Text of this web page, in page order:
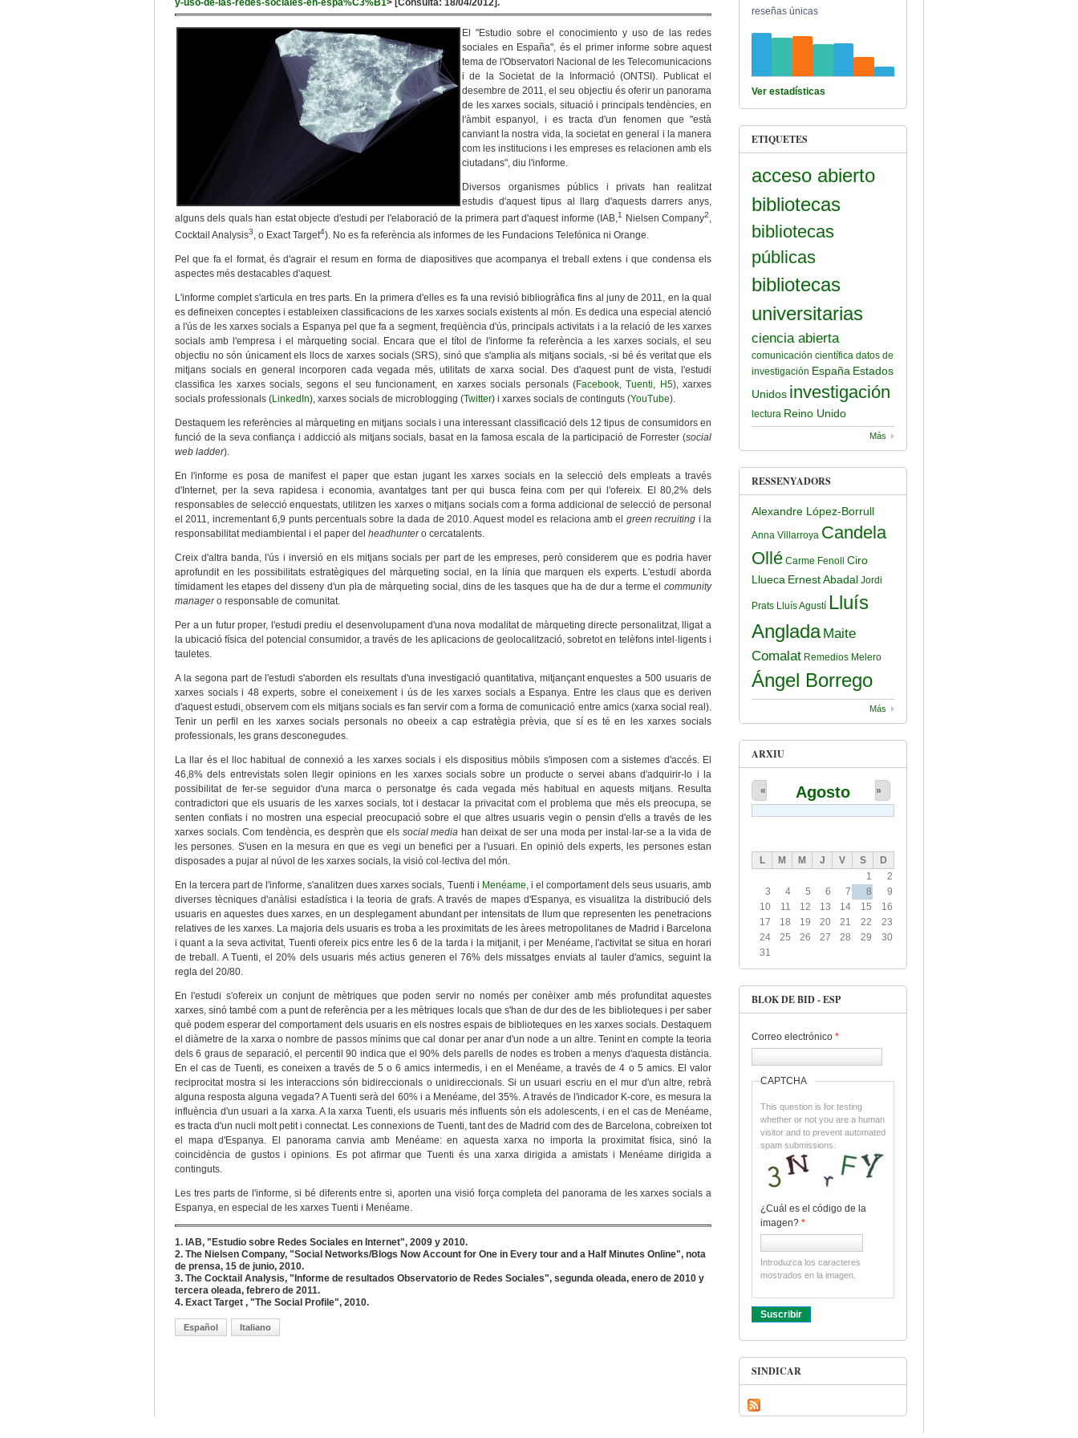
y-uso-de-las-redes-sociales-en-espa%C3%B1> [Consulta: 18/04/2012].
El "Estudio sobre el conocimiento y uso de las redes
sociales en España", és el primer informe sobre aquest
tema de l'Observatori Nacional de les Telecomunicacions
i de la Societat de la Informació (ONTSI). Publicat el
desembre de 2011, el seu objectiu és oferir un panorama
de les xarxes socials, situació i principals tendències, en
l'àmbit espanyol, i es tracta d'un fenomen que "està
canviant la nostra vida, la societat en general i la manera
com les institucions i les empreses es relacionen amb els
ciutadans", diu l'informe.
Diversos organismes públics i privats han realitzat
estudis d'aquest tipus al llarg d'aquests darrers anys,
alguns dels quals han estat objecte d'estudi per l'elaboració de la primera part d'aquest informe (IAB,1 Nielsen Company2,
Cocktail Analysis3, o Exact Target4). No es fa referència als informes de les Fundacions Telefónica ni Orange.
Pel que fa el format, és d'agrair el resum en forma de diapositives que acompanya el treball extens i que condensa els
aspectes més destacables d'aquest.
L'informe complet s'articula en tres parts. En la primera d'elles es fa una revisió bibliogràfica fins al juny de 2011, en la qual
es defineixen conceptes i estableixen classificacions de les xarxes socials existents al món. Es dedica una especial atenció
a l'ús de les xarxes socials a Espanya pel que fa a segment, freqüència d'ús, principals activitats i a la relació de les xarxes
socials amb l'empresa i el màrqueting social. Encara que el títol de l'informe fa referència a les xarxes socials, el seu
objectiu no són únicament els llocs de xarxes socials (SRS), sinó que s'amplia als mitjans socials, -si bé és veritat que els
mitjans socials en general incorporen cada vegada més, utilitats de xarxa social. Des d'aquest punt de vista, l'estudi
classifica les xarxes socials, segons el seu funcionament, en xarxes socials personals (Facebook, Tuenti, H5), xarxes
socials professionals (LinkedIn), xarxes socials de microblogging (Twitter) i xarxes socials de continguts (YouTube).
Destaquem les referències al màrqueting en mitjans socials i una interessant classificació dels 12 tipus de consumidors en
funció de la seva confiança i addicció als mitjans socials, basat en la famosa escala de la participació de Forrester (social
web ladder).
En l'informe es posa de manifest el paper que estan jugant les xarxes socials en la selecció dels empleats a través
d'Internet, per la seva rapidesa i economia, avantatges tant per qui busca feina com per qui l'ofereix. El 80,2% dels
responsables de selecció enquestats, utilitzen les xarxes o mitjans socials com a forma addicional de selecció de personal
el 2011, incrementant 6,9 punts percentuals sobre la dada de 2010. Aquest model es relaciona amb el green recruiting i la
responsabilitat mediambiental i el paper del headhuntero cercatalents.
Creix d'altra banda, l'ús i inversió en els mitjans socials per part de les empreses, però considerem que es podria haver
aprofundit en les possibilitats estratègiques del màrqueting social, en la línia que marquen els experts. L'estudi aborda
tímidament les etapes del disseny d'un pla de màrqueting social, dins de les tasques que ha de dur a terme el community
managero responsable de comunitat.
Per a un futur proper, l'estudi prediu el desenvolupament d'una nova modalitat de màrqueting directe personalitzat, lligat a
la ubicació física del potencial consumidor, a través de les aplicacions de geolocalització, sobretot en telèfons intel·ligents i
tauletes.
A la segona part de l'estudi s'aborden els resultats d'una investigació quantitativa, mitjançant enquestes a 500 usuaris de
xarxes socials i 48 experts, sobre el coneixement i ús de les xarxes socials a Espanya. Entre les claus que es deriven
d'aquest estudi, observem com els mitjans socials es fan servir com a forma de comunicació entre amics (xarxa social real).
Tenir un perfil en les xarxes socials personals no obeeix a cap estratègia prèvia, que sí es té en les xarxes socials
professionals, les grans desconegudes.
La llar és el lloc habitual de connexió a les xarxes socials i els dispositius mòbils s'imposen com a sistemes d'accés. El
46,8% dels entrevistats solen llegir opinions en les xarxes socials sobre un producte o servei abans d'adquirir-lo i la
possibilitat de fer-se seguidor d'una marca o personatge és cada vegada més habitual en aquests mitjans. Resulta
contradictori que els usuaris de les xarxes socials, tot i destacar la privacitat com el problema que més els preocupa, se
senten confiats i no mostren una especial preocupació sobre el que altres usuaris vegin o pensin d'ells a través de les
xarxes socials. Com tendència, es desprèn que els social media han deixat de ser una moda per instal·lar-se a la vida de
les persones. S'usen en la mesura en que es vegi un benefici per a l'usuari. En opinió dels experts, les persones estan
disposades a pujar al núvol de les xarxes socials, la visió col·lectiva del món.
En la tercera part de l'informe, s'analitzen dues xarxes socials, Tuenti i Menéame, i el comportament dels seus usuaris, amb
diverses tècniques d'anàlisi estadística i la teoria de grafs. A través de mapes d'Espanya, es visualitza la distribució dels
usuaris en aquestes dues xarxes, en un desplegament abundant per intensitats de llum que representen les penetracions
relatives de les xarxes. La majoria dels usuaris es troba a les proximitats de les àrees metropolitanes de Madrid i Barcelona
i quant a la seva activitat, Tuenti ofereix pics entre les 6 de la tarda i la mitjanit, i per Menéame, l'activitat se situa en horari
de treball. A Tuenti, el 20% dels usuaris més actius generen el 76% dels missatges enviats al tauler d'amics, seguint la
regla del 20/80.
En l'estudi s'ofereix un conjunt de mètriques que poden servir no només per conèixer amb més profunditat aquestes
xarxes, sinó també com a punt de referència per a les mètriques locals que s'han de dur des de les biblioteques i per saber
què podem esperar del comportament dels usuaris en els nostres espais de biblioteques en les xarxes socials. Destaquem
el diàmetre de la xarxa o nombre de passos mínims que cal donar per anar d'un node a un altre. Tenint en compte la teoria
dels 6 graus de separació, el percentil 90 indica que el 90% dels parells de nodes es troben a menys d'aquesta distància.
En el cas de Tuenti, es coneixen a través de 5 o 6 amics intermedis, i en el Menéame, a través de 4 o 5 amics. El valor
reciprocitat mostra si les interaccions són bidireccionals o unidireccionals. Si un usuari escriu en el mur d'un altre, rebrà
alguna resposta alguna vegada? A Tuenti serà del 60% i a Menéame, del 35%. A través de l'indicador K-core, es mesura la
influència d'un usuari a la xarxa. A la xarxa Tuenti, els usuaris més influents són els adolescents, i en el cas de Menéame,
es tracta d'un nucli molt petit i connectat. Les connexions de Tuenti, tant des de Madrid com des de Barcelona, ​​cobreixen tot
el mapa d'Espanya. El panorama canvia amb Menéame: en aquesta xarxa no importa la proximitat física, sinó la
coincidència de gustos i opinions. Es pot afirmar que Tuenti és una xarxa dirigida a amistats i Menéame dirigida a
continguts.
Les tres parts de l'informe, si bé diferents entre si, aporten una visió força completa del panorama de les xarxes socials a
Espanya, en especial de les xarxes Tuenti i Menéame.
1. IAB, "Estudio sobre Redes Sociales en Internet", 2009 y 2010.
2. The Nielsen Company, "Social Networks/Blogs Now Account for One in Every tour and a Half Minutes Online", nota
de prensa, 15 de junio, 2010.
3. The Cocktail Analysis, "Informe de resultados Observatorio de Redes Sociales", segunda oleada, enero de 2010 y
tercera oleada, febrero de 2011.
4. Exact Target , "The Social Profile", 2010.
Español Italiano
reseñas únicas
Ver estadísticas
ETIQUETES
acceso abierto
bibliotecas
bibliotecas
públicas
bibliotecas
universitarias
ciencia abierta
comunicación científica datos de
investigación España Estados
Unidos investigación
lectura Reino Unido
Más
RESSENYADORS
Alexandre López-Borrull
Anna Villarroya Candela
Ollé Carme Fenoll
Ciro
Llueca Ernest Abadal Jordi
Prats Lluís Agustí Lluís
Anglada Maite
Comalat Remedios Melero
Ángel Borrego
Más
ARXIU
Agosto
« »
L M M J V S
D
1
2
3
4 5 6 7 8
9
10
11 12 13 14 15
16
17
18 19 20 21 22
23
24
25 26 27 28 29
30
31
BLOK DE BID - ESP
Correo electrónico *
CAPTCHA
This question is for testing
whether or not you are a human
visitor and to prevent automated
spam submissions.
¿Cuál es el código de la
imagen? *
Introduzca los caracteres
mostrados en la imagen.
SINDICAR